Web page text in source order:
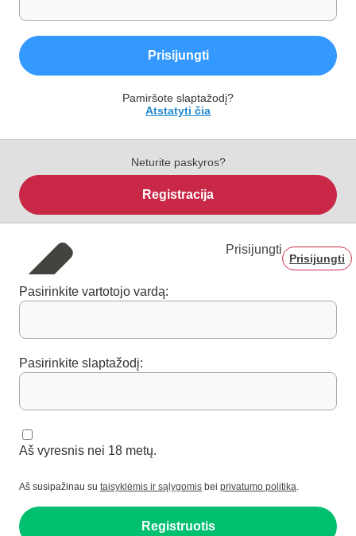
Prisijungti
Pamiršote slaptažodį?
Atstatyti čia
Neturite paskyros?
Registracija
Prisijungti
Prisijungti
Pasirinkite vartotojo vardą:
Pasirinkite slaptažodį:
Aš vyresnis nei 18 metų.
Aš susipažinau su taisyklėmis ir sąlygomis bei privatumo politika.
Registruotis